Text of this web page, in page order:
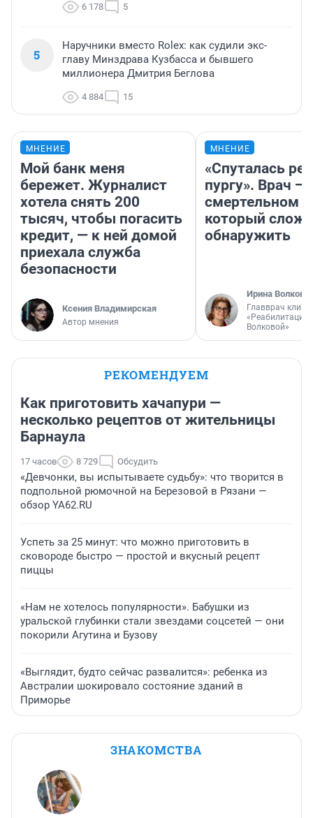
6 178 5
5
Наручники вместо Rolex: как судили экс-
главу Минздрава Кузбасса и бывшего
миллионера Дмитрия Беглова
4 884 15
МНЕНИЕ
Мой банк меня
бережет. Журналист
хотела снять 200
тысяч, чтобы погасить
кредит, — к ней домой
приехала служба
безопасности
Ксения Владимирская
Автор мнения
МНЕНИЕ
«Спуталась
пургу». Врач —
смертельном
который
обнаружить
Ирина Волкова
Главврач
«Реабилитация
Волковой»
РЕКОМЕНДУЕМ
Как приготовить хачапури —
несколько рецептов от жительницы
Барнаула
17 часов 8 729 Обсудить
«Девчонки, вы испытываете судьбу»: что творится в
подпольной рюмочной на Березовой в Рязани —
обзор YA62.RU
Успеть за 25 минут: что можно приготовить в
сковороде быстро — простой и вкусный рецепт
пиццы
«Нам не хотелось популярности». Бабушки из
уральской глубинки стали звездами соцсетей — они
покорили Агутина и Бузову
«Выглядит, будто сейчас развалится»: ребенка из
Австралии шокировало состояние зданий в
Приморье
ЗНАКОМСТВА